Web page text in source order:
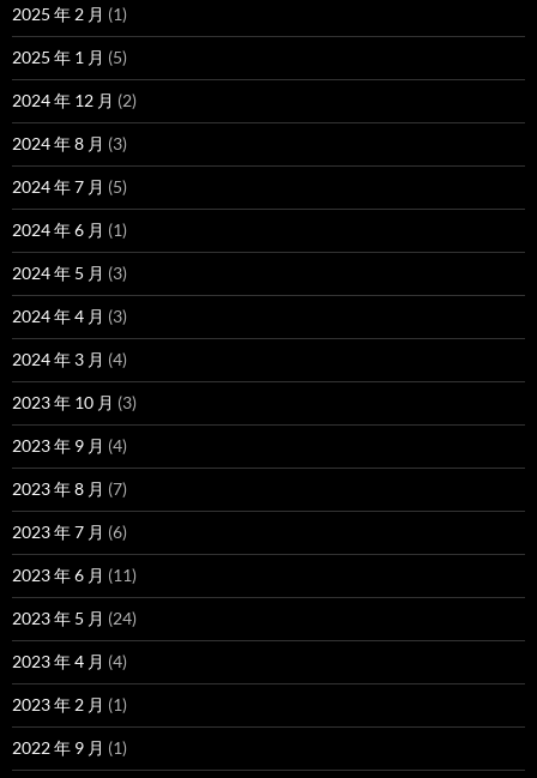
2025 年 2 月 (1)
2025 年 1 月 (5)
2024 年 12 月 (2)
2024 年 8 月 (3)
2024 年 7 月 (5)
2024 年 6 月 (1)
2024 年 5 月 (3)
2024 年 4 月 (3)
2024 年 3 月 (4)
2023 年 10 月 (3)
2023 年 9 月 (4)
2023 年 8 月 (7)
2023 年 7 月 (6)
2023 年 6 月 (11)
2023 年 5 月 (24)
2023 年 4 月 (4)
2023 年 2 月 (1)
2022 年 9 月 (1)